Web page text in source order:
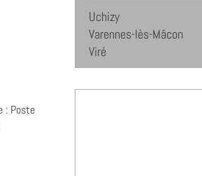
: Poste
Uchizy
Varennes-lès-Mâcon
Viré